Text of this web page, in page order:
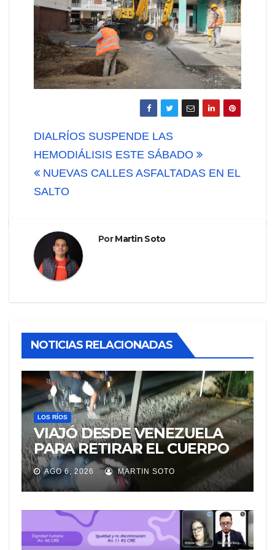
Navegación
de
entradas
DIALRÍOS SUSPENDE LAS
HEMODIÁLISIS ESTE SÁBADO
NUEVAS CALLES ASFALTADAS EN EL
SALTO
PorMartin Soto
NOTICIAS RELACIONADAS
LOS RÍOS
VIAJÓ DESDE VENEZUELA
PARA RETIRAR EL CUERPO
DE SU MARIDO QUE
PERMANECIÓ SEIS DÍAS EN
LA MORGUE
AGO 6, 2026 MARTIN SOTO